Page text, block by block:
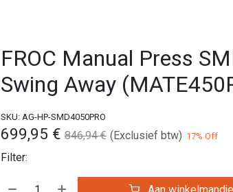
FROC Manual Press
Swing Away
SKU: AG-HP-SMD4050PRO
699,95 € 846,94€ (Exclusief btw) 17% Off
Filter:
Aan